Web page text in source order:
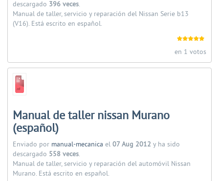
descargado 396 veces.
Manual de taller, servicio y reparación del Nissan Serie b13
(V16). Está escrito en español.
en 1 votos
Manual de taller nissan Murano
(español)
Enviado por manual-mecanica el 07 Aug 2012 y ha sido
descargado 558 veces.
Manual de taller, servicio y reparación del automóvil Nissan
Murano. Está escrito en español.